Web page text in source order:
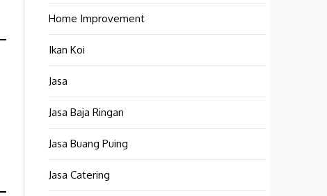
Home Improvement
Ikan Koi
Jasa
Jasa Baja Ringan
Jasa Buang Puing
Jasa Catering